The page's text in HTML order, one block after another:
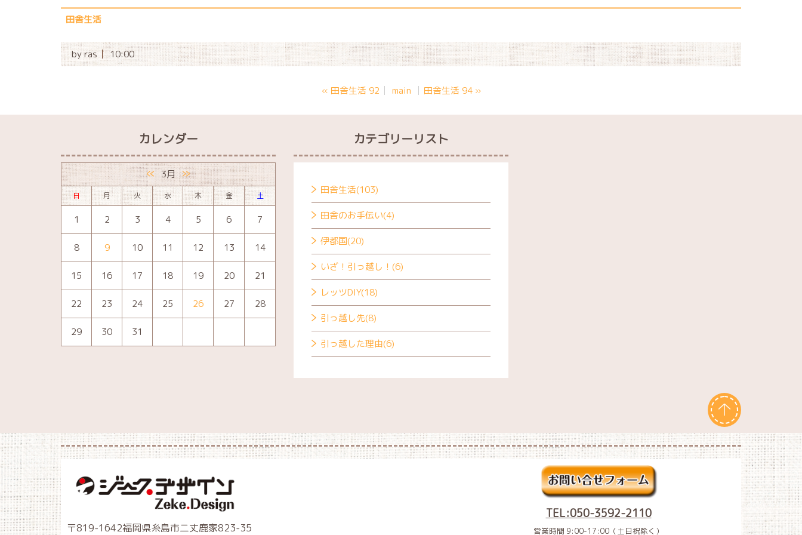
田舎生活
byras 10:00
« 田舎生活 92 main 田舎生活 94»
カレンダー
« 3月 »
日 月 火 水 木 金 土
1 2 3 4 5 6 7
8 9 10 11 12 13 14
15 16 17 18 19 20 21
22 23 24 25 26 27 28
29 30 31
カテゴリーリスト
田舎生活(103)
田舎のお手伝い(4)
伊都国(20)
いざ！引っ越し！(6)
レッツDIY(18)
引っ越し先(8)
引っ越した理由(6)
〒819-1642福岡県糸島市二丈鹿家823-35
TEL:050-3592-2110
営業時間 9:00-17:00（土日祝除く）